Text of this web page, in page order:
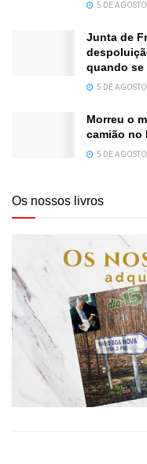
5 DE
Junta de
quando se
5 DE
Morreu o
camião no
5 DE
Os nossos livros